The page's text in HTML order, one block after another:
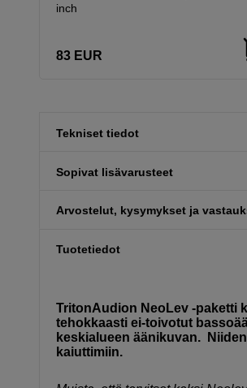
inch
83 EUR
Tekniset tiedot
Sopivat lisävarusteet
Arvostelut, kysymykset ja
Tuotetiedot
TritonAudion NeoLev -paketti
tehokkaasti ei-toivotut
keskialueen äänikuvan.
kaiuttimiin.